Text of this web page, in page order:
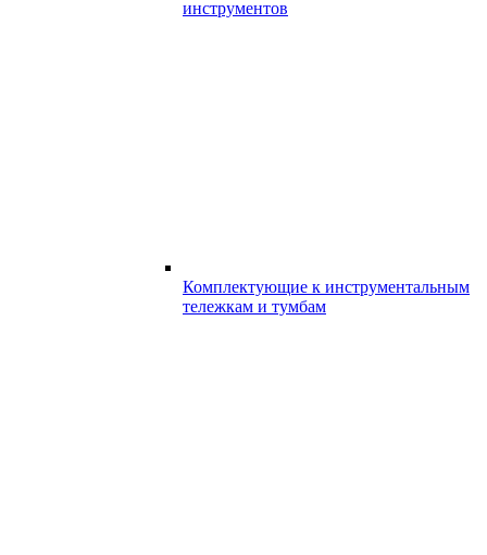
инструментов
Комплектующие к инструментальным
тележкам и тумбам